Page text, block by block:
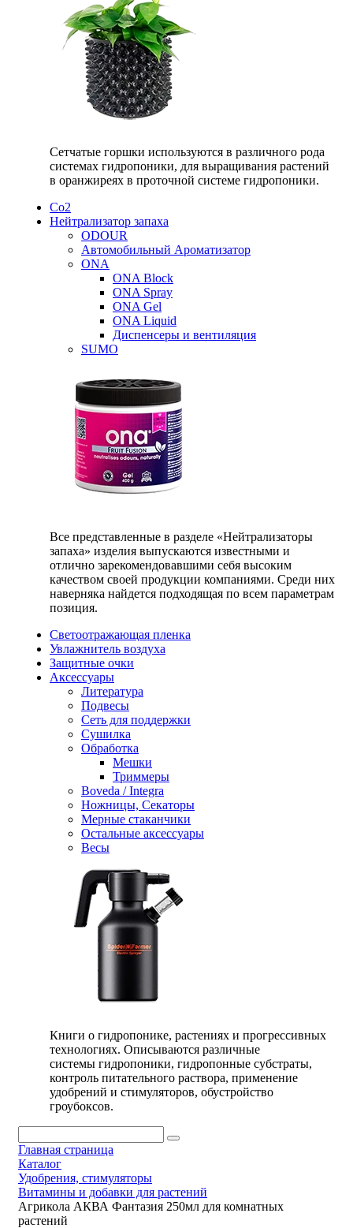
Сетчатые горшки используются в различного рода
системах гидропоники, для выращивания растений
в оранжиреях в проточной системе гидропоники.
Со2
Нейтрализатор запаха
ODOUR
Автомобильный Ароматизатор
ONA
ONA Block
ONA Spray
ONA Gel
ONA Liquid
Диспенсеры и вентиляция
SUMO
Все представленные в разделе «Нейтрализаторы
запаха» изделия выпускаются известными и
отлично зарекомендовавшими себя высоким
качеством своей продукции компаниями. Среди них
наверняка найдется подходящая по всем параметрам
позиция.
Светоотражающая пленка
Увлажнитель воздуха
Защитные очки
Аксессуары
Литература
Подвесы
Сеть для поддержки
Сушилка
Обработка
Мешки
Триммеры
Boveda / Integra
Ножницы, Секаторы
Мерные стаканчики
Остальные аксессуары
Весы
Книги о гидропонике, растениях и прогрессивных
технологиях. Описываются различные
системы гидропоники, гидропонные субстраты,
контроль питательного раствора, применение
удобрений и стимуляторов, обустройство
гроубоксов.
Главная страница
Каталог
Удобрения, стимуляторы
Витамины и добавки для растений
Агрикола АКВА Фантазия 250мл для комнатных
растений